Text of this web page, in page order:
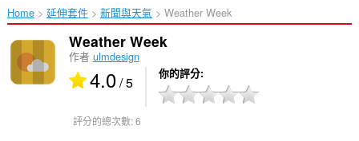
Home 延伸套件 新聞與天氣 Weather Week‎
Weather Week
作者 ulmdesign
4.0/ 5 你的評分
評分的總次數:6